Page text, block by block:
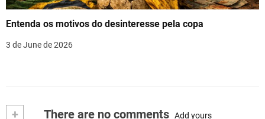
Entenda os motivos do desinteresse pela copa
3 de June de 2026
+ There are no comments Add yours